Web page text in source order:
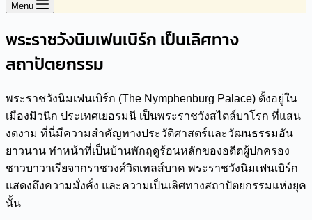
Menu
พระราชวังนิมเฟนเบิร์ก เป็นเลิศทาง
สถาปัตยกรรม
พระราชวังนิมเฟนเบิร์ก (The Nymphenburg Palace) ตั้งอยู่ใน
เมืองมิวนิก ประเทศเยอรมนี เป็นพระราชวังสไตล์บาโรก ที่แสน
งดงาม ที่นี่มีความสำคัญทางประวัติศาสตร์และวัฒนธรรมอัน
ยาวนาน ทำหน้าที่เป็นบ้านพักฤดูร้อนหลักของอดีตผู้ปกครอง
ชาวบาวาเรียจากราชวงศ์วิตเทลส์บาค พระราชวังนิมเฟนเบิร์ก
แสดงถึงความมั่งคั่ง และความเป็นเลิศทางสถาปัตยกรรมแห่งยุค
นั้น